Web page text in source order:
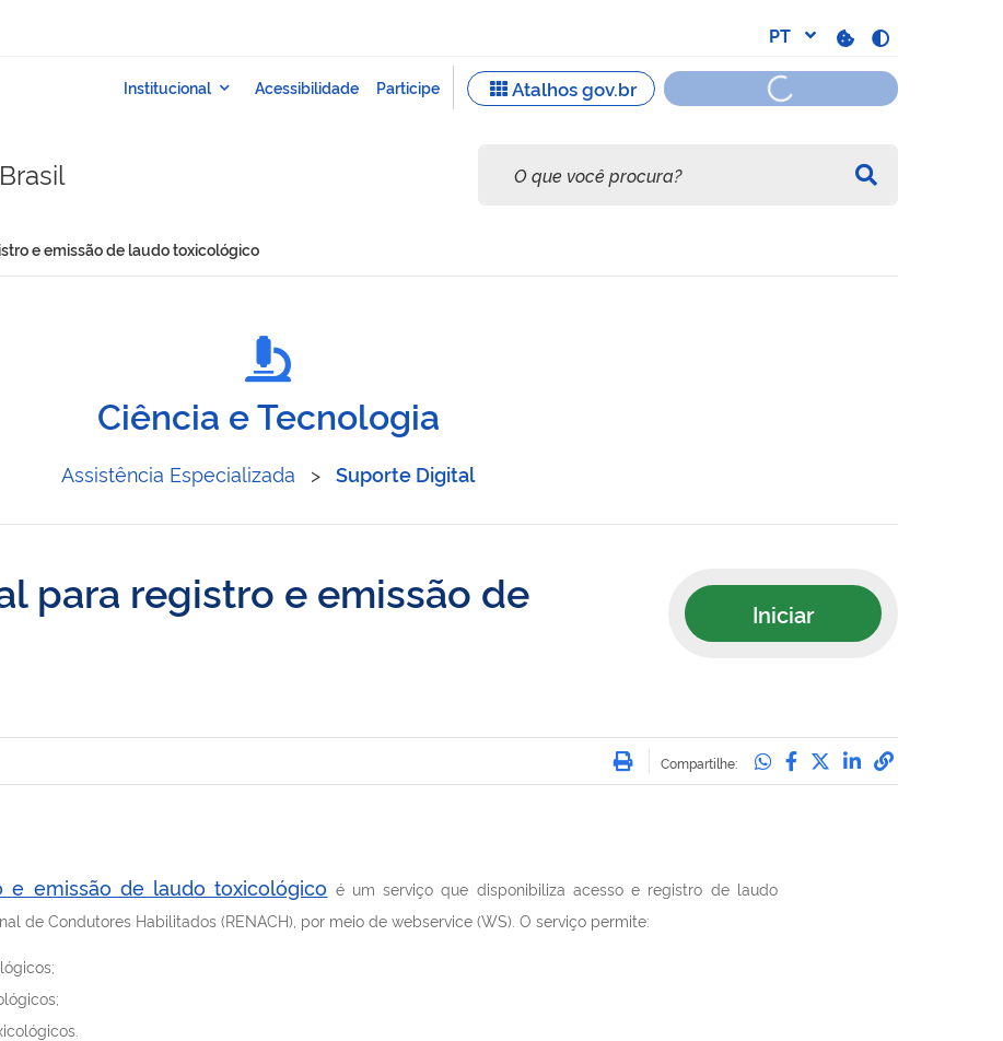
e emissão de laudo toxicológico
Ciência e Tecnologia
Assistência Especializada > Suporte Digital
para registro e emissão de
Iniciar
Imprimir
Compartilhe: Compartilhe no
Compartilhe no
Compartilhe no
Compartilhe
emissão de laudo toxicológico é um serviço que disponibiliza acesso e registro de laudo
de Condutores Habilitados (RENACH), por meio de webservice (WS). O serviço permite: